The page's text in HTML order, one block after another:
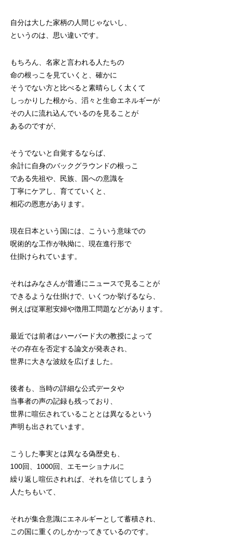
自分は大した家柄の人間じゃないし、
というのは、思い違いです。
もちろん、名家と言われる人たちの
命の根っこを見ていくと、確かに
そうでない方と比べると素晴らしく太くて
しっかりした根から、滔々と生命エネルギーが
その人に流れ込んでいるのを見ることが
あるのですが、
そうでないと自覚するならば、
余計に自身のバックグラウンドの根っこ
である先祖や、民族、国への意識を
丁寧にケアし、育てていくと、
相応の恩恵があります。
現在日本という国には、こういう意味での
呪術的な工作が執拗に、現在進行形で
仕掛けられています。
それはみなさんが普通にニュースで見ることが
できるような仕掛けで、いくつか挙げるなら、
例えば従軍慰安婦や徴用工問題などがあります。
最近では前者はハーバード大の教授によって
その存在を否定する論文が発表され、
世界に大きな波紋を広げました。
後者も、当時の詳細な公式データや
当事者の声の記録も残っており、
世界に喧伝されていることとは異なるという
声明も出されています。
こうした事実とは異なる偽歴史も、
100回、1000回、エモーショナルに
繰り返し喧伝されれば、それを信じてしまう
人たちもいて、
それが集合意識にエネルギーとして蓄積され、
この国に重くのしかかってきているのです。